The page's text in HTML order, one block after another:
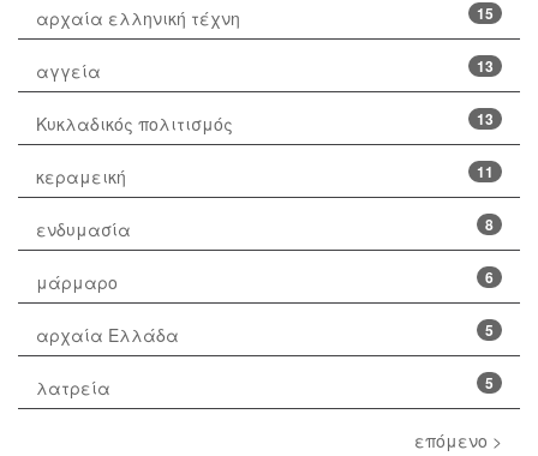
15
αρχαία ελληνική τέχνη
13
αγγεία
13
Κυκλαδικός πολιτισμός
11
κεραμεική
8
ενδυμασία
6
μάρμαρο
5
αρχαία Ελλάδα
5
λατρεία
επόμενο >